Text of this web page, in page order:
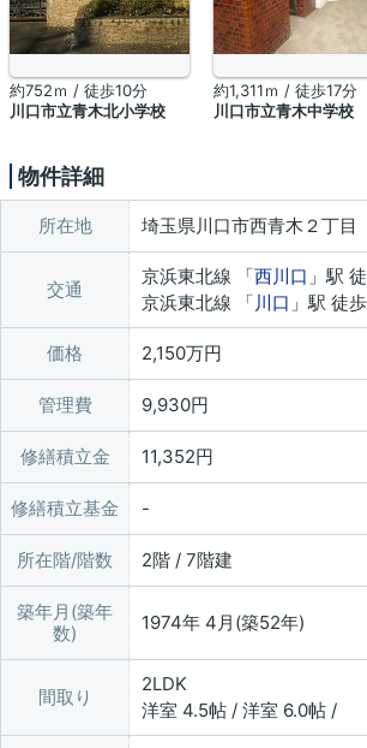
約752ｍ / 徒歩10分
川口市立青木北小学校
約1,311ｍ / 徒歩17分
川口市立青木中学校
物件詳細
所在地 埼玉県川口市西青木２丁目
交通
京浜東北線 「西川口 」駅
京浜東北線 「川口 」駅 徒
価格 2,150万円
管理費 9,930円
修繕積立金 11,352円
修繕積立基金
所在階/階数 2階 / 7階建
築年月(築年
数)
1974年 4月(築52年)
間取り
2LDK
洋室 4.5帖 / 洋室 6.0帖 /